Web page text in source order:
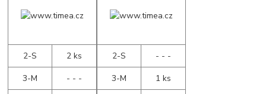
2-S
2 ks
3-M
- - -
2-S
- - -
3-M
1 ks